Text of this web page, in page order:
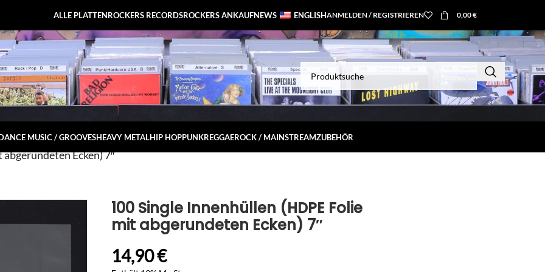
ALLE PLATTENROCKERS RECORDSROCKERS ANKAUFNEWS ENGLISHANMELDEN / REGISTRIEREN 0,00€
MUSIC / GROOVESHEAVY METALHIP HOPPUNKREGGAEROCK / MAINSTREAMZUBEHÖR
Ecken) 7″
100 Single Innenhüllen (HDPE Folie
mit abgerundeten Ecken) 7″
14,90€